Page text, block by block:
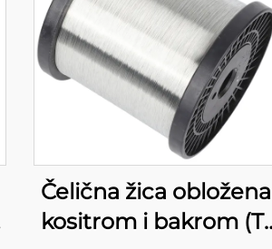
Čelična žica obložena
kositrom i bakrom (T-